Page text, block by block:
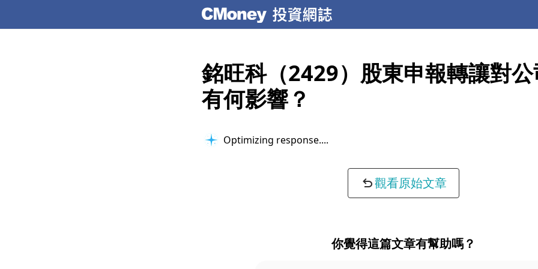
銘旺科（2429）股東申報轉讓對
有何影響？
Optimizing response...
觀看原始文章
你覺得這篇文章有幫助嗎？